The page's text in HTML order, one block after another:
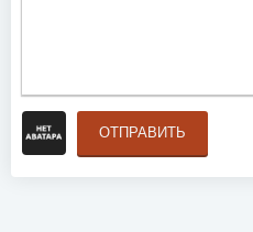
ОТПРАВИТЬ